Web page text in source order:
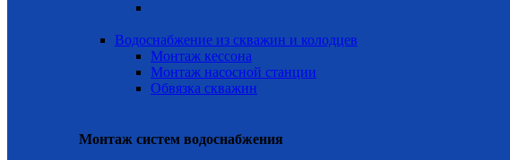
Водоснабжение из скважин и колодцев
Монтаж кессона
Монтаж насосной станции
Обвязка скважин
Монтаж систем водоснабжения